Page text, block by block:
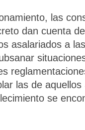
las
dan cuenta
asalariados a
las de
se